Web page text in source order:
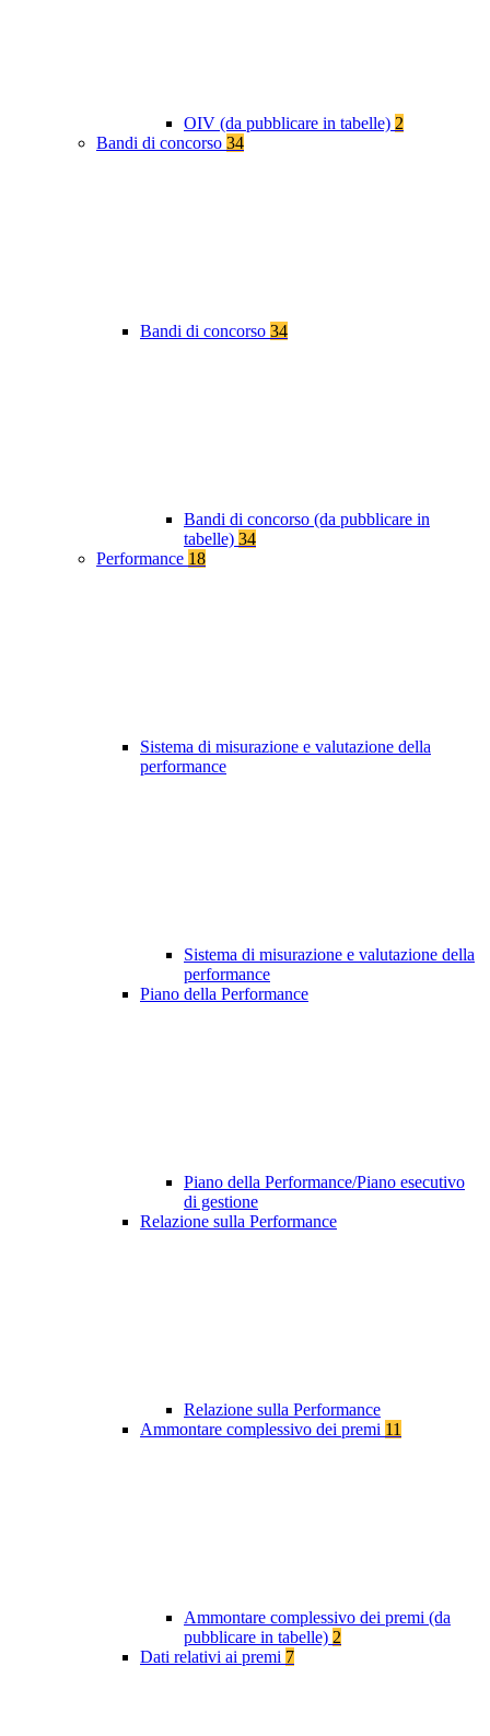
OIV (da pubblicare in tabelle) 2
Bandi di concorso 34
Bandi di concorso 34
Bandi di concorso (da pubblicare in
tabelle) 34
Performance 18
Sistema di misurazione e valutazione della
performance
Sistema di misurazione e valutazione della
performance
Piano della Performance
Piano della Performance/Piano esecutivo
di gestione
Relazione sulla Performance
Relazione sulla Performance
Ammontare complessivo dei premi 11
Ammontare complessivo dei premi (da
pubblicare in tabelle) 2
Dati relativi ai premi 7